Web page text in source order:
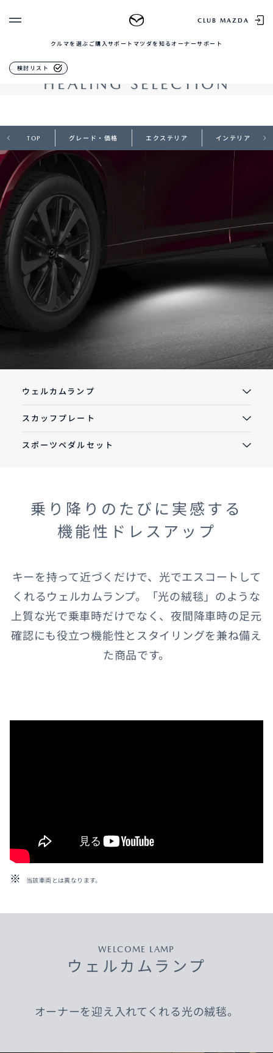
CLUB MAZDA
クルマを選ぶ ご購入サポート マツダを知る オーナーサポート
検討リスト
車種・グレード比較
ご購入サポート
クルマ購入ガイド
カンタン見積り
販売店検索
試乗車検索
購入相談
マツダを知る
オーナーサポート
リコール情報
お問合せ/FAQ
ニュースルーム
ログイン
CLUB MAZDAとは
登録情報の変更
お知らせ配信の登録・解除
ログアウト
アクセサリー
HEALING SELECTION
TOP グレード・価格 エクステリア インテリア
ウェルカムランプ
スカッフプレート
スポーツペダルセット
乗り降りのたびに実感する
機能性ドレスアップ
キーを持って近づくだけで、光でエスコートして
くれるウェルカムランプ。「光の絨毯」のような
上質な光で乗車時だけでなく、夜間降車時の足元
確認にも役立つ機能性とスタイリングを兼ね備え
た商品です。
当該車両とは異なります。
WELCOME LAMP
ウェルカムランプ
オーナーを迎え入れてくれる光の絨毯。